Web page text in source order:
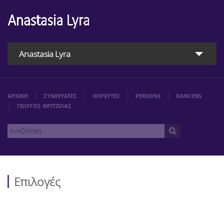
Anastasia Lyra
Αρχική
ΑΡΧΙΚΗ ΣΥΝΕΡΓΑΤΕΣ ΧΟΡΕΥΤΕΣ PERSONS
DANCERS
ΓΙΩΡΓΟΣ ΦΡΙΤΖΙΛΑΣ
Επιλογές